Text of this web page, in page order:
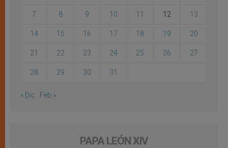
7 8 9 10 11 12 13
14 15 16 17 18 19 20
21 22 23 24 25 26 27
28 29 30 31
« Dic Feb »
PAPA LEÓN XIV